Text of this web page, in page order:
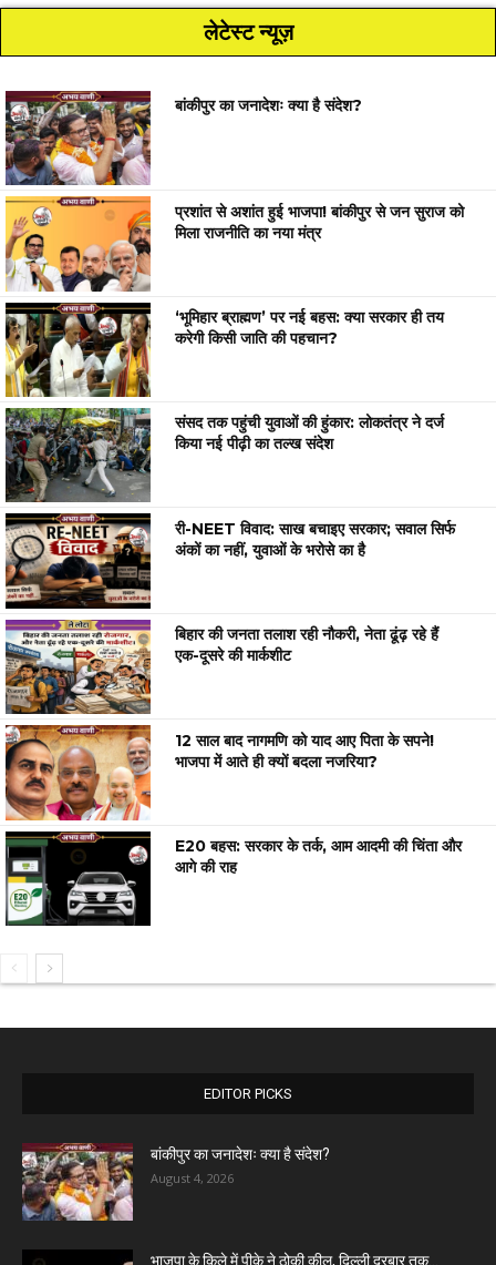
लेटेस्ट न्यूज़
बांकीपुर का जनादेशः क्या है संदेश?
प्रशांत से अशांत हुई भाजपा! बांकीपुर से जन सुराज को
मिला राजनीति का नया मंत्र
‘भूमिहार ब्राह्मण’ पर नई बहस: क्या सरकार ही तय
करेगी किसी जाति की पहचान?
संसद तक पहुंची युवाओं की हुंकार: लोकतंत्र ने दर्ज
किया नई पीढ़ी का तल्ख संदेश
री-NEET विवाद: साख बचाइए सरकार; सवाल सिर्फ
अंकों का नहीं, युवाओं के भरोसे का है
बिहार की जनता तलाश रही नौकरी, नेता ढूंढ़ रहे हैं
एक-दूसरे की मार्कशीट
12 साल बाद नागमणि को याद आए पिता के सपने!
भाजपा में आते ही क्यों बदला नजरिया?
E20 बहस: सरकार के तर्क, आम आदमी की चिंता और
आगे की राह
EDITOR PICKS
बांकीपुर का जनादेशः क्या है संदेश?
August 4, 2026
भाजपा के किले में पीके ने ठोकी कील, दिल्ली दरबार तक...